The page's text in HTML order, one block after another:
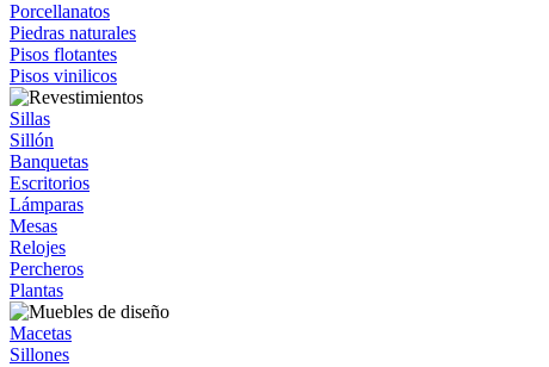
Porcellanatos
Piedras naturales
Pisos flotantes
Pisos vinilicos
Sillas
Sillón
Banquetas
Escritorios
Lámparas
Mesas
Relojes
Percheros
Plantas
Macetas
Sillones